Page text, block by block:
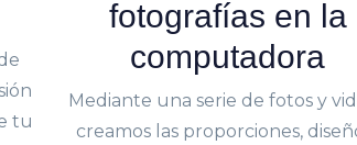
tu
fotografías en la
computadora
Mediante una serie de fotos y
creamos las proporciones,